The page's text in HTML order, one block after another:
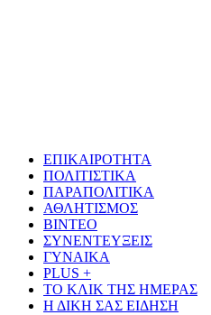
ΕΠΙΚΑΙΡΟΤΗΤΑ
ΠΟΛΙΤΙΣΤΙΚΑ
ΠΑΡΑΠΟΛΙΤΙΚΑ
ΑΘΛΗΤΙΣΜΟΣ
ΒΙΝΤΕΟ
ΣΥΝΕΝΤΕΥΞΕΙΣ
ΓΥΝΑΙΚΑ
PLUS +
ΤΟ ΚΛΙΚ ΤΗΣ ΗΜΕΡΑΣ
Η ΔΙΚΗ ΣΑΣ ΕΙΔΗΣΗ